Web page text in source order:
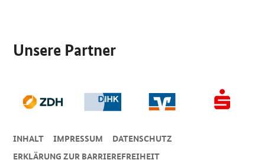
Unsere Partner
INHALT IMPRESSUM
DA­TEN­SCHUTZ
ERKLÄRUNG ZUR BARRIEREFREIHEIT